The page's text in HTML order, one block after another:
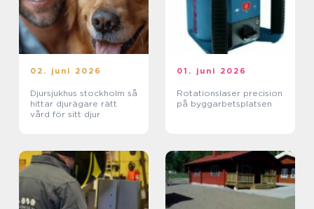
02. juni 2026
Djursjukhus stockholm så
hittar djurägare rätt
vård för sitt djur
01. juni 2026
Rotationslaser precision
på byggarbetsplatsen